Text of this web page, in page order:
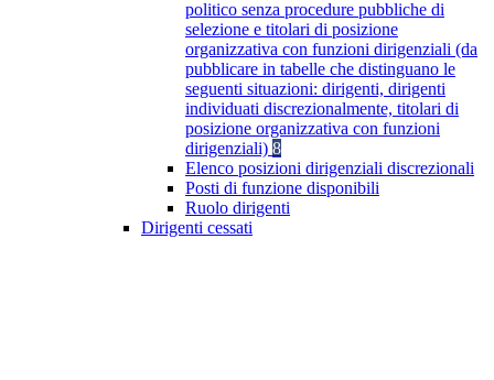
politico senza procedure pubbliche di
selezione e titolari di posizione
organizzativa con funzioni dirigenziali (da
pubblicare in tabelle che distinguano le
seguenti situazioni: dirigenti, dirigenti
individuati discrezionalmente, titolari di
posizione organizzativa con funzioni
dirigenziali) 8
Elenco posizioni dirigenziali discrezionali
Posti di funzione disponibili
Ruolo dirigenti
Dirigenti cessati